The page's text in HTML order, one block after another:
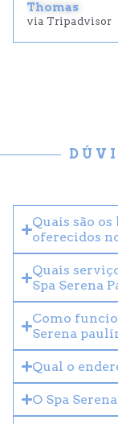
Thomas
via Tripadvisor
Quais são
oferecidos
Quais
Spa Serena
Como
Serena
Qual o
O Spa